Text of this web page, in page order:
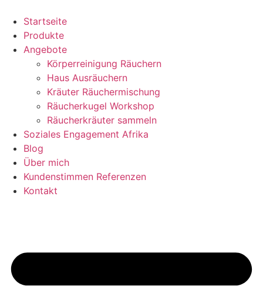
Inhalt
springen
Startseite
Produkte
Angebote
Körperreinigung Räuchern
Haus Ausräuchern
Kräuter Räuchermischung
Räucherkugel Workshop
Räucherkräuter sammeln
Soziales Engagement Afrika
Blog
Über mich
Kundenstimmen Referenzen
Kontakt